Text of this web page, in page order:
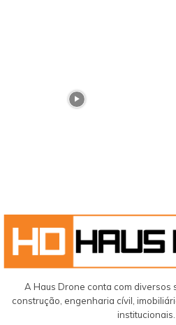
A Haus Drone conta com diversos
construção, engenharia cívil,
institucionais.